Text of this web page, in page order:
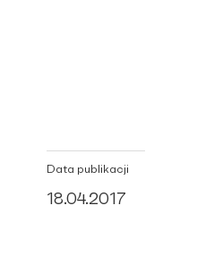
Data publikacji
18.04.2017